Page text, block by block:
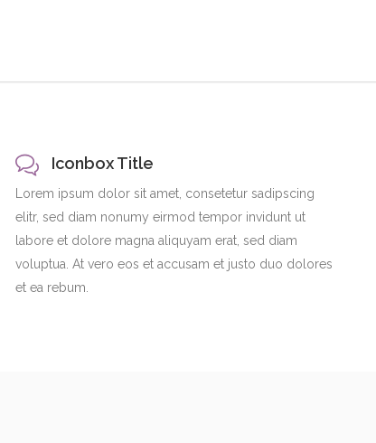
Iconbox Title
Lorem ipsum dolor sit amet, consetetur sadipscing
elitr, sed diam nonumy eirmod tempor invidunt ut
labore et dolore magna aliquyam erat, sed diam
voluptua. At vero eos et accusam et justo duo dolores
et ea rebum.